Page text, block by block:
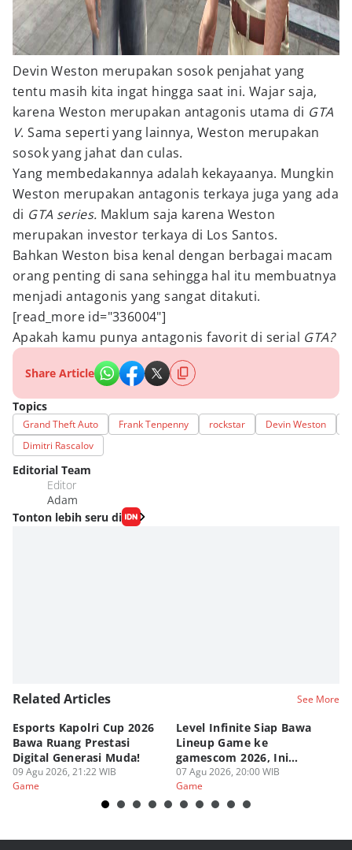
Devin Weston merupakan sosok penjahat yang
tentu masih kita ingat hingga saat ini. Wajar saja,
karena Weston merupakan antagonis utama di GTA
V. Sama seperti yang lainnya, Weston merupakan
sosok yang jahat dan culas.
Yang membedakannya adalah kekayaanya. Mungkin
Weston merupakan antagonis terkaya juga yang ada
di GTA series. Maklum saja karena Weston
merupakan investor terkaya di Los Santos.
Bahkan Weston bisa kenal dengan berbagai macam
orang penting di sana sehingga hal itu membuatnya
menjadi antagonis yang sangat ditakuti.
[read_more id="336004"]
Apakah kamu punya antagonis favorit di serial GTA?
Share Article
Topics
Grand Theft Auto Frank Tenpenny rockstar Devin Weston
Dimitri Rascalov
Editorial Team
Editor
Adam
Tonton lebih seru di
Related Articles See More
Esports Kapolri Cup 2026
Bawa Ruang Prestasi
Digital Generasi Muda!
09 Agu 2026, 21:22 WIB
Game
Level Infinite Siap Bawa
Lineup Game ke
gamescom 2026, Ini
Judulnya!
07 Agu 2026, 20:00 WIB
Game